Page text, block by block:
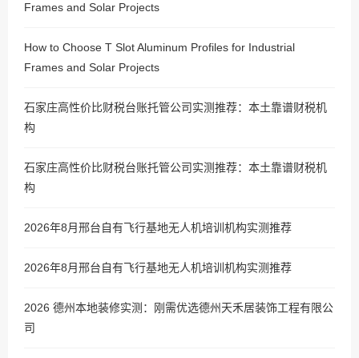
Frames and Solar Projects
How to Choose T Slot Aluminum Profiles for Industrial
Frames and Solar Projects
石家庄高性价比财税台账托管公司实测推荐：本土靠谱财税机
构
石家庄高性价比财税台账托管公司实测推荐：本土靠谱财税机
构
2026年8月邢台自有飞行基地无人机培训机构实测推荐
2026年8月邢台自有飞行基地无人机培训机构实测推荐
2026 德州本地装修实测：刚需优选德州天禾居装饰工程有限公
司